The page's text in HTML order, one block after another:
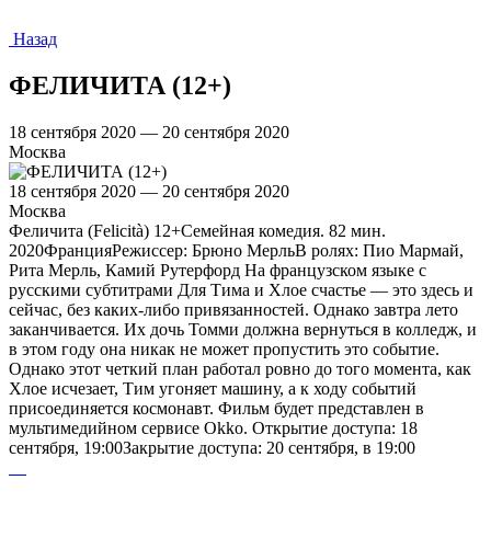
Назад
ФЕЛИЧИТА (12+)
18 сентября 2020 — 20 сентября 2020
Москва
18 сентября 2020 — 20 сентября 2020
Москва
Феличита (Felicità) 12+Семейная комедия. 82 мин.
2020ФранцияРежиссер: Брюно МерльВ ролях: Пио Мармай,
Рита Мерль, Камий Рутерфорд На французском языке с
русскими субтитрами Для Тима и Хлое счастье — это здесь и
сейчас, без каких-либо привязанностей. Однако завтра лето
заканчивается. Их дочь Томми должна вернуться в колледж, и
в этом году она никак не может пропустить это событие.
Однако этот четкий план работал ровно до того момента, как
Хлое исчезает, Тим угоняет машину, а к ходу событий
присоединяется космонавт. Фильм будет представлен в
мультимедийном сервисе Оkko. Открытие доступа: 18
сентября, 19:00Закрытие доступа: 20 сентября, в 19:00